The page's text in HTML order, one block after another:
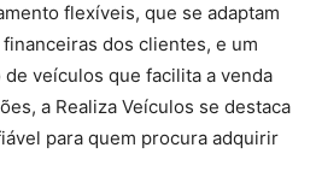
flexíveis, que se adaptam
dos clientes, e um
veículos que facilita a venda
a Realiza Veículos se destaca
para quem procura adquirir